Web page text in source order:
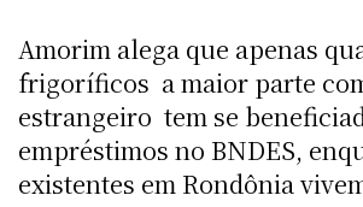
Amorim alega que apenas
frigoríficos  a maior parte
estrangeiro  tem se
empréstimos no BNDES,
existentes em Rondônia